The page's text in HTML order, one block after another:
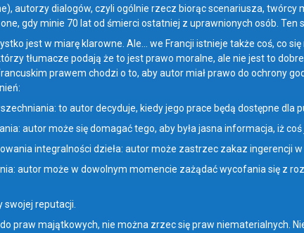
autorzy dialogów, czyli ogólnie rzecz biorąc scenariusza, twórcy
gdy minie 70 lat od śmierci ostatniej z uprawnionych osób. Ten
jest w miarę klarowne. Ale… we Francji istnieje także coś, co
tłumacze podają że to jest prawo moralne, ale nie jest to
prawem chodzi o to, aby autor miał prawo do ochrony
to autor decyduje, kiedy jego prace będą dostępne dla
autor może się domagać tego, aby była jasna informacja, iż
integralności dzieła: autor może zastrzec zakaz ingerencji
autor może w dowolnym momencie zażądać wycofania się z
swojej reputacji.
praw majątkowych, nie można zrzec się praw niematerialnych.